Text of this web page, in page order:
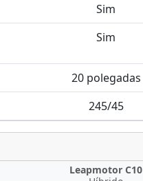
Sim
Sim
20 polegadas
245/45
Leapmotor C10